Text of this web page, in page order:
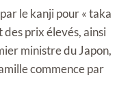
le kanji pour « taka
prix élevés, ainsi
ministre du Japon,
commence par